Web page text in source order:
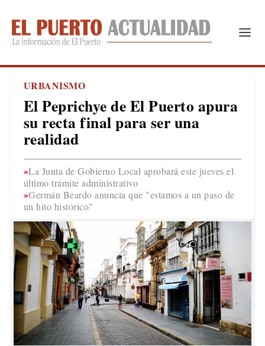
URBANISMO
El Peprichye de El Puerto apura
su recta final para ser una
realidad
La Junta de Gobierno Local aprobará este jueves el
último trámite administrativo
Germán Beardo anuncia que "estamos a un paso de
un hito histórico"